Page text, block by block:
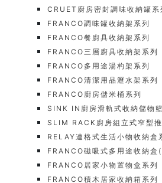
CRUET廚房密封調味收納罐系
FRANCO調味罐收納架系列
FRANCO餐廚具收納架系列
FRANCO三層廚具收納架系列
FRANCO多用途湯杓架系列
FRANCO清潔用品瀝水架系列
FRANCO廚房儲米桶系列
SINK IN廚房滑軌式收納儲物
SLIM RACK廚房組立式窄型
RELAY連格式生活小物收納盒
FRANCO磁吸式多用途收納盒
FRANCO居家小物置物盒系列
FRANCO積木居家收納箱系列